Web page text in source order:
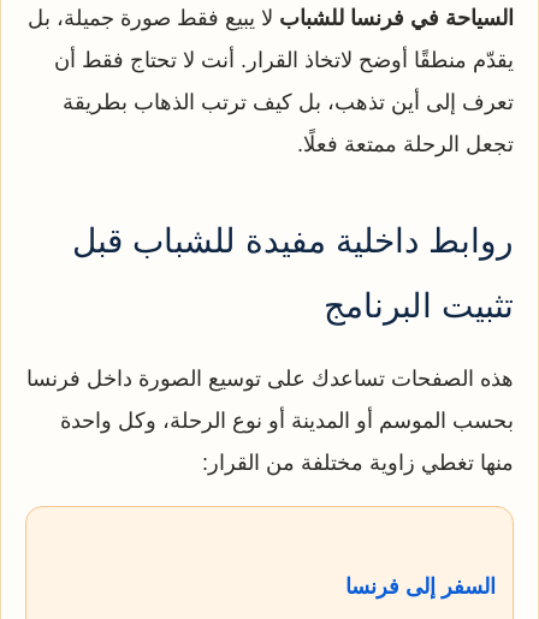
السياحة في فرنسا للشباب لا يبيع فقط صورة جميلة، بل
يقدّم منطقًا أوضح لاتخاذ القرار. أنت لا تحتاج فقط أن
تعرف إلى أين تذهب، بل كيف ترتب الذهاب بطريقة
تجعل الرحلة ممتعة فعلًا.
روابط داخلية مفيدة للشباب قبل
تثبيت البرنامج
هذه الصفحات تساعدك على توسيع الصورة داخل فرنسا
بحسب الموسم أو المدينة أو نوع الرحلة، وكل واحدة
منها تغطي زاوية مختلفة من القرار:
السفر إلى فرنسا